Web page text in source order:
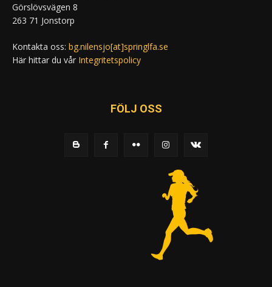
Görslövsvägen 8
263 71 Jonstorp
Kontakta oss: bg.nilensjo[at]springlfa.se
Här hittar du vår Integritetspolicy
FÖLJ OSS